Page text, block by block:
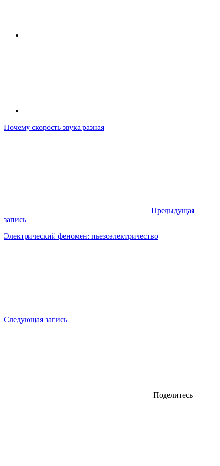
Почему скорость звука разная
Предыдущая
запись
Электрический феномен: пьезоэлектричество
Следующая запись
Поделитесь